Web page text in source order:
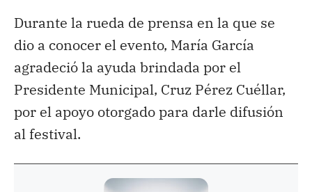
Durante la rueda de prensa en la que se
dio a conocer el evento, María García
agradeció la ayuda brindada por el
Presidente Municipal, Cruz Pérez Cuéllar,
por el apoyo otorgado para darle difusión
al festival.